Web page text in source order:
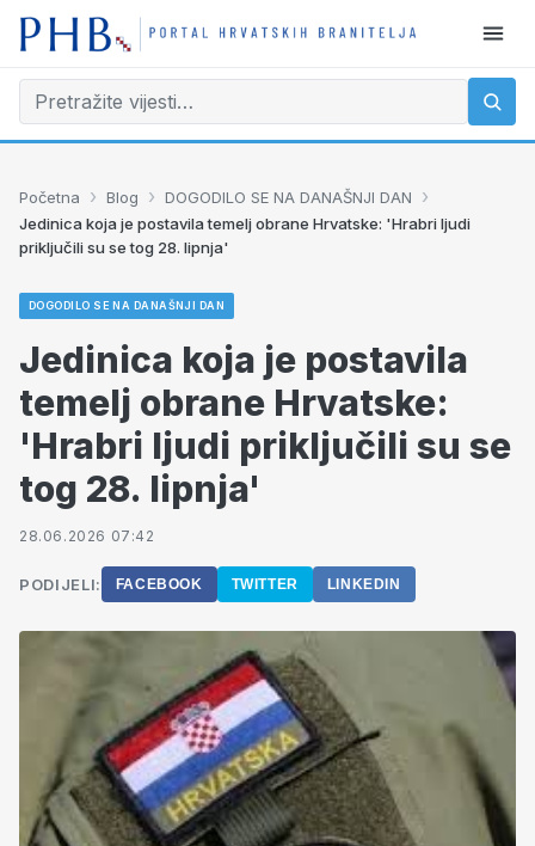
Početna › Blog › DOGODILO SE NA DANAŠNJI DAN ›
Jedinica koja je postavila temelj obrane Hrvatske: 'Hrabri ljudi
priključili su se tog 28. lipnja'
DOGODILO SE NA DANAŠNJI DAN
Jedinica koja je postavila
temelj obrane Hrvatske:
'Hrabri ljudi priključili su se
tog 28. lipnja'
28.06.2026 07:42
PODIJELI: FACEBOOK TWITTER LINKEDIN